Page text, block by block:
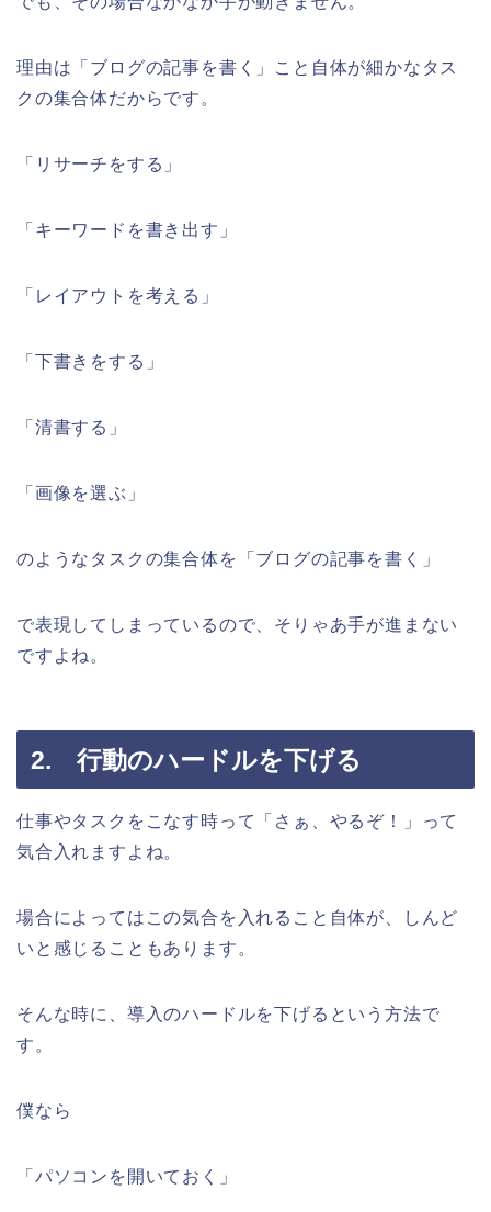
理由は「ブログの記事を書く」こと自体が細かなタス
クの集合体だからです。
「リサーチをする」
「キーワードを書き出す」
「レイアウトを考える」
「下書きをする」
「清書する」
「画像を選ぶ」
のようなタスクの集合体を「ブログの記事を書く」
で表現してしまっているので、そりゃあ手が進まない
ですよね。
2. 行動のハードルを下げる
仕事やタスクをこなす時って「さぁ、やるぞ！」って
気合入れますよね。
場合によってはこの気合を入れること自体が、しんど
いと感じることもあります。
そんな時に、導入のハードルを下げるという方法で
す。
僕なら
「パソコンを開いておく」